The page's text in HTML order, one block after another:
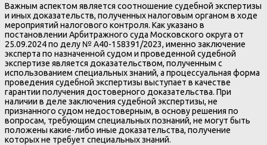
Важным аспектом является соотношение судебной экспертизы
и иных доказательств, полученных налоговым органом в ходе
мероприятий налогового контроля. Как указано в
постановлении Арбитражного суда Московского округа от
25.09.2024 по делу № А40-158391/2023, именно заключение
эксперта по назначенной судом и проведенной судебной
экспертизе является доказательством, полученным с
использованием специальных знаний, а процессуальная форма
проведения судебной экспертизы выступает в качестве
гарантии получения достоверного доказательства. При
наличии в деле заключения судебной экспертизы, не
признанного судом недостоверным, в основу решения по
вопросам, требующим специальных познаний, не могут быть
положены какие-либо иные доказательства, получение
которых не требует специальных знаний.